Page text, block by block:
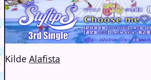
Kilde Alafista